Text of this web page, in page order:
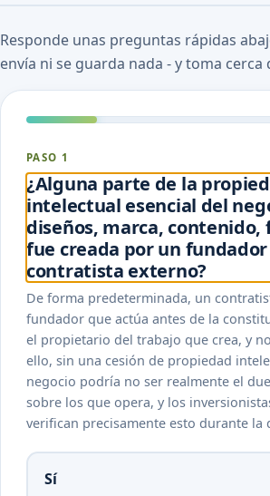
Responde unas preguntas rápidas
envía ni se guarda nada - y toma
PASO 1
¿Alguna parte de la
intelectual esencial del
diseños, marca, contenido,
fue creada por un
contratista externo?
De forma predeterminada, un
fundador que actúa antes de la
el propietario del trabajo que crea, y
ello, sin una cesión de propiedad
negocio podría no ser realmente el
sobre los que opera, y los
verifican precisamente esto durante la
Sí